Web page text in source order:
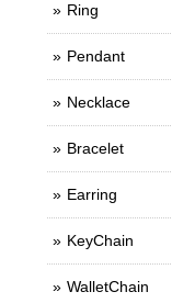
Ring
Pendant
Necklace
Bracelet
Earring
KeyChain
WalletChain